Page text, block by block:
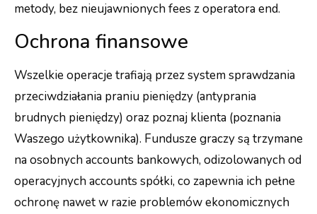
metody, bez nieujawnionych fees z operatora end.
Ochrona finansowe
Wszelkie operacje trafiają przez system sprawdzania
przeciwdziałania praniu pieniędzy (antyprania
brudnych pieniędzy) oraz poznaj klienta (poznania
Waszego użytkownika). Fundusze graczy są trzymane
na osobnych accounts bankowych, odizolowanych od
operacyjnych accounts spółki, co zapewnia ich pełne
ochronę nawet w razie problemów ekonomicznych